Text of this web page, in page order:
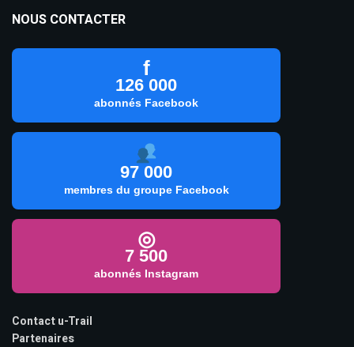
NOUS CONTACTER
f
126 000
abonnés Facebook
97 000
membres du groupe Facebook
◎
7 500
abonnés Instagram
Contact u-Trail
Partenaires